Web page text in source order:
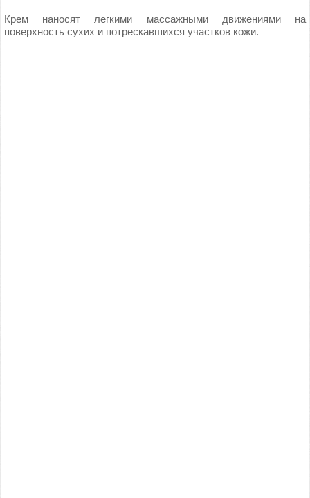
Крем наносят легкими массажными движениями на
поверхность сухих и потрескавшихся участков кожи.